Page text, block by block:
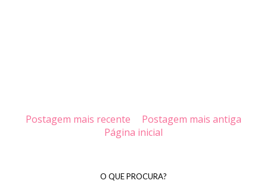
Postagem mais recente
Postagem mais antiga
Página inicial
O QUE PROCURA?